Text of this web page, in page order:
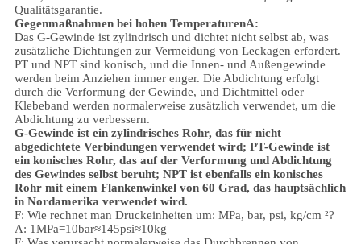
Qualitätsgarantie.
Gegenmaßnahmen bei hohen TemperaturenA:
Das G-Gewinde ist zylindrisch und dichtet nicht selbst ab, was
zusätzliche Dichtungen zur Vermeidung von Leckagen erfordert.
PT und NPT sind konisch, und die Innen- und Außengewinde
werden beim Anziehen immer enger. Die Abdichtung erfolgt
durch die Verformung der Gewinde, und Dichtmittel oder
Klebeband werden normalerweise zusätzlich verwendet, um die
Abdichtung zu verbessern.
G-Gewinde ist ein zylindrisches Rohr, das für nicht
abgedichtete Verbindungen verwendet wird; PT-Gewinde ist
ein konisches Rohr, das auf der Verformung und Abdichtung
des Gewindes selbst beruht; NPT ist ebenfalls ein konisches
Rohr mit einem Flankenwinkel von 60 Grad, das hauptsächlich
in Nordamerika verwendet wird.
F: Wie rechnet man Druckeinheiten um: MPa, bar, psi, kg/cm ²?
A: 1MPa=10bar≈145psi≈10kg